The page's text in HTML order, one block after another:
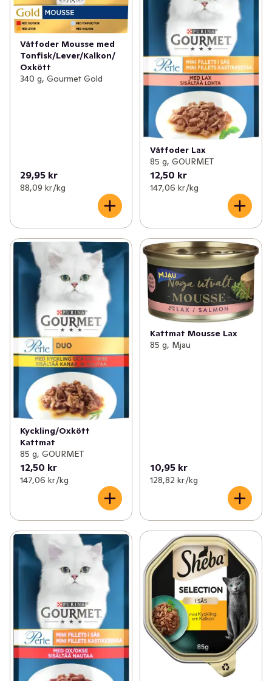
Våtfoder Mousse med
Tonfisk/Lever/Kalkon/
Oxkött
340 g, Gourmet Gold
29,95 kr
88,09 kr /kg
Våtfoder Lax
85 g, GOURMET
12,50 kr
147,06 kr /kg
Kyckling/Oxkött
Kattmat
85 g, GOURMET
12,50 kr
147,06 kr /kg
Kattmat Mousse Lax
85 g, Mjau
10,95 kr
128,82 kr /kg